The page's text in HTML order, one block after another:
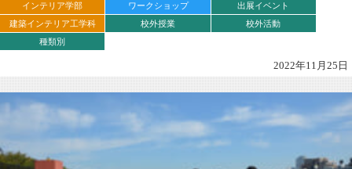
インテリア学部 ワークショップ
出展イベント
建築インテリア工学科
校外授業
校外活動
種類別
2022年11月25日